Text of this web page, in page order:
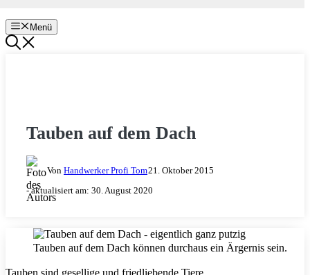
Menü
Tauben auf dem Dach
Von Handwerker Profi Tom21. Oktober 2015
- aktualisiert am: 30. August 2020
Tauben auf dem Dach können durchaus ein Ärgernis sein.